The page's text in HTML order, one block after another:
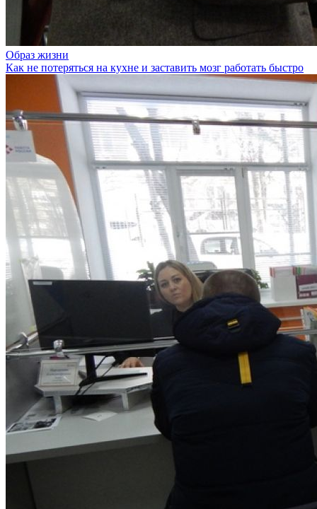
Образ жизни
Как не потеряться на кухне и заставить мозг работать быстро